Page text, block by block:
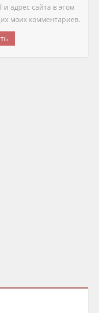
адрес сайта в этом
моих комментариев.